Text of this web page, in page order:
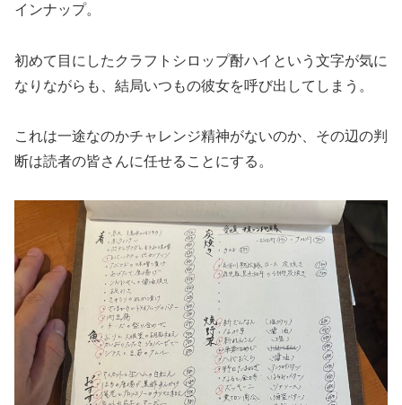
インナップ。
初めて目にしたクラフトシロップ酎ハイという文字が気に
なりながらも、結局いつもの彼女を呼び出してしまう。
これは一途なのかチャレンジ精神がないのか、その辺の判
断は読者の皆さんに任せることにする。